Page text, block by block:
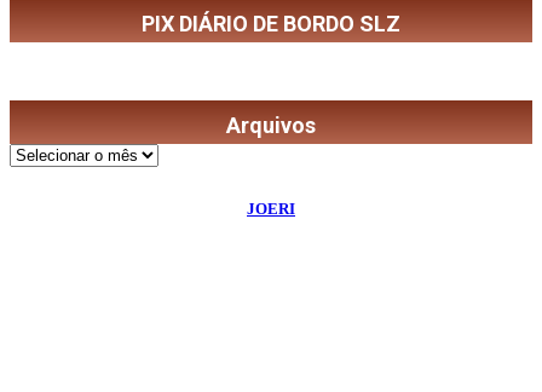
PIX DIÁRIO DE BORDO SLZ
Arquivos
Arquivos
JOERI